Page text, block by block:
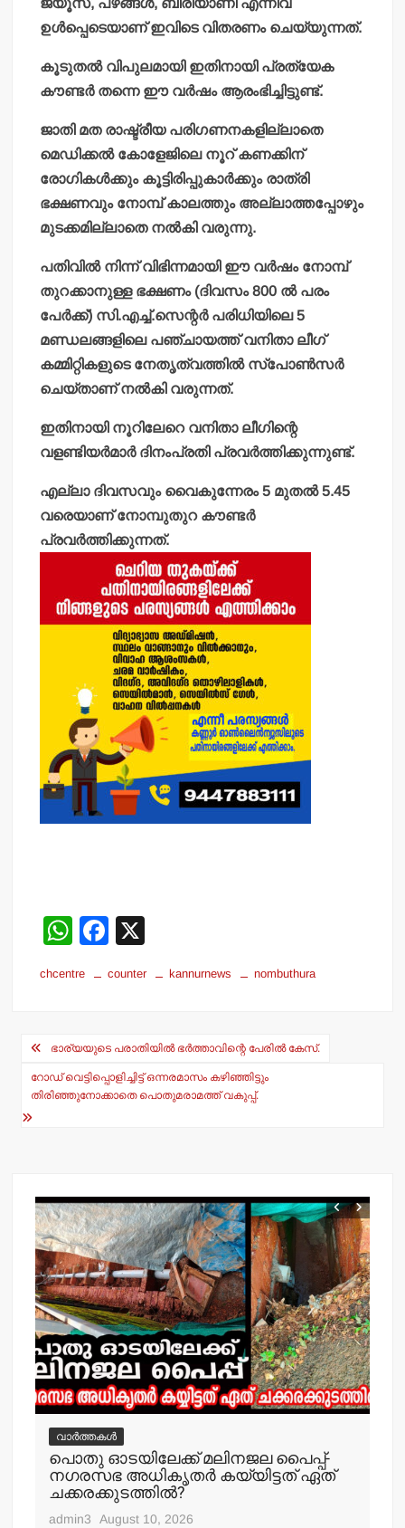
ജ്യൂസ്, പഴങ്ങള്‍, ബിരിയാണി എന്നിവ
ഉള്‍പ്പെടെയാണ് ഇവിടെ വിതരണം ചെയ്യുന്നത്.
കൂടുതല്‍ വിപുലമായി ഇതിനായി പ്രത്യേക
കൗണ്ടര്‍ തന്നെ ഈ വര്‍ഷം ആരംഭിച്ചിട്ടുണ്ട്.
ജാതി മത രാഷ്ട്രീയ പരിഗണനകളില്ലാതെ
മെഡിക്കല്‍ കോളേജിലെ നൂറ് കണക്കിന്
രോഗികള്‍ക്കും കൂട്ടിരിപ്പുകാര്‍ക്കും രാത്രി
ഭക്ഷണവും നോമ്പ് കാലത്തും അല്ലാത്തപ്പോഴും
മുടക്കമില്ലാതെ നല്‍കി വരുന്നു.
പതിവില്‍ നിന്ന് വിഭിന്നമായി ഈ വര്‍ഷം നോമ്പ്
തുറക്കാനുള്ള ഭക്ഷണം (ദിവസം 800 ല്‍ പരം
പേര്‍ക്ക്) സി.എച്ച്.സെന്റര്‍ പരിധിയിലെ 5
മണ്ഡലങ്ങളിലെ പഞ്ചായത്ത് വനിതാ ലീഗ്
കമ്മിറ്റികളുടെ നേതൃത്വത്തില്‍ സ്പോണ്‍സര്‍
ചെയ്താണ് നല്‍കി വരുന്നത്.
ഇതിനായി നൂറിലേറെ വനിതാ ലീഗിന്റെ
വളണ്ടിയര്‍മാര്‍ ദിനംപ്രതി പ്രവര്‍ത്തിക്കുന്നുണ്ട്.
എല്ലാ ദിവസവും വൈകുന്നേരം 5 മുതല്‍ 5.45
വരെയാണ് നോമ്പുതുറ കൗണ്ടര്‍
പ്രവര്‍ത്തിക്കുന്നത്.
W
at
A
p
p
F
c
b
o
o
chcentre counter kannurnews nombuthura
Post
navigation
ഭാര്യയുടെ പരാതിയില്‍ ഭര്‍ത്താവിന്റെ പേരില്‍ കേസ്.
റോഡ് വെട്ടിപ്പൊളിച്ചിട്ട് ഒന്നരമാസം കഴിഞ്ഞിട്ടും
തിരിഞ്ഞുനോക്കാതെ പൊതുമരാമത്ത് വകുപ്പ്.
വാർത്തകൾ
പൊതു ഓടയിലേക്ക് മലിനജല പൈപ്പ്-
നഗരസഭ അധികൃതര്‍ കയ്യിട്ടത് ഏത്
ചക്കരക്കുടത്തില്‍?
admin3 August 10, 2026